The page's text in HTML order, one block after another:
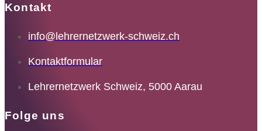
Kontakt
info@lehrernetzwerk-schweiz.ch
Kontaktformular
Lehrernetzwerk Schweiz, 5000 Aarau
Folge uns